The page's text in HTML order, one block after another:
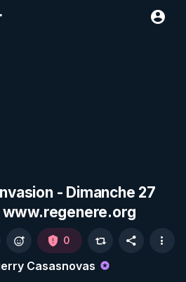
- Dimanche 27
www.regenere.org
Casasnovas
0